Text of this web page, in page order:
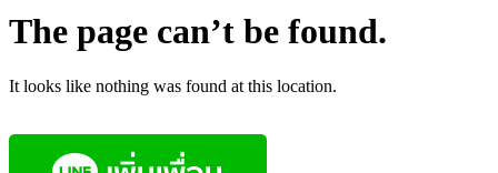
The page can’t be found.
It looks like nothing was found at this location.